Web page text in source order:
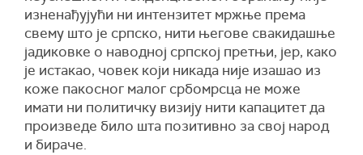
изненађујући ни интензитет мржње према
свему што је српско, нити његове свакидашње
јадиковке о наводној српској претњи, јер, како
је истакао, човек који никада није изашао из
коже пакосног малог србомрсца не може
имати ни политичку визију нити капацитет да
произведе било шта позитивно за свој народ
и бираче.